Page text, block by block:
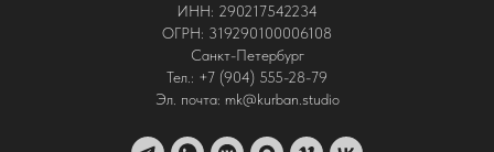
ИНН: 290217542234
ОГРН: 319290100006108
Санкт-Петербург
Тел.: +7 (904) 555-28-79
Эл. почта: mk@kurban.studio